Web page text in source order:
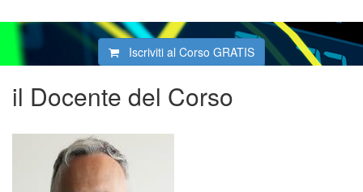
Iscriviti al Corso GRATIS
il Docente del Corso